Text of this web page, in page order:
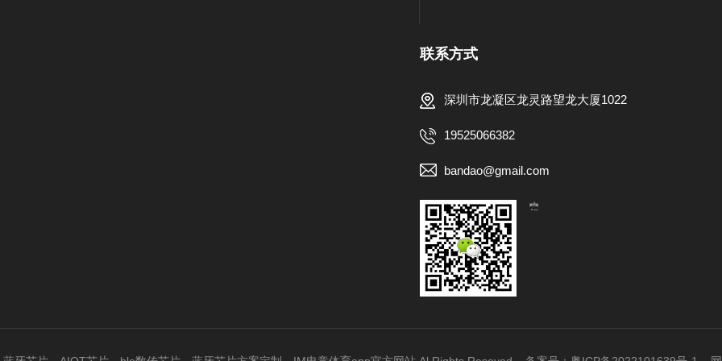
联系方式
深圳市龙凝区龙灵路望龙大厦1022
19525066382
bandao@gmail.com
【扫一扫，关注我们】